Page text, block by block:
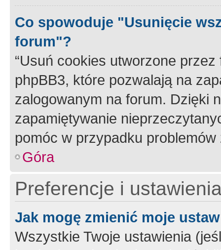
Co spowoduje "Usunięcie
forum"?
“Usuń cookies utworzone
phpBB3, które pozwalają na
zalogowanym na forum. Dzięki
zapamiętywanie
pomóc w przypadku
Góra
Preferencje i
Jak mogę zmienić moje
Wszystkie Twoje ustawienia